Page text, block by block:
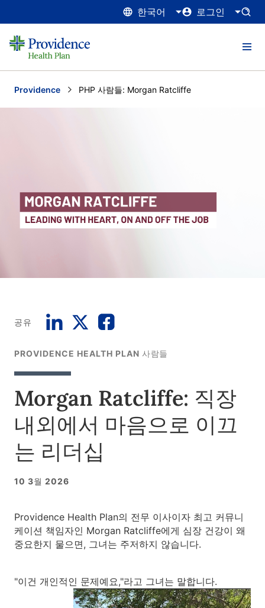
한국어 로그인
Providence Current:
PHP 사람들: Morgan Ratcliffe
공유
PROVIDENCE HEALTH PLAN 사람들
Morgan Ratcliffe: 직장
내외에서 마음으로 이끄
는 리더십
10 3월 2026
Providence Health Plan의 전무 이사이자 최고 커뮤니
케이션 책임자인 Morgan Ratcliffe에게 심장 건강이 왜
중요한지 물으면, 그녀는 주저하지 않습니다.
"이건 개인적인 문제예요,"라고 그녀는 말합니다.